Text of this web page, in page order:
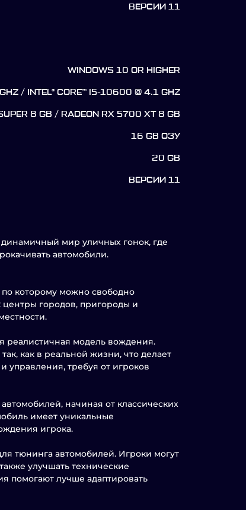
ВЕРСИИ 11
WINDOWS 10 OR HIGHER
/ INTEL® CORE™ I5-10600 @ 4.1 GHZ
8 GB / RADEON RX 5700 XT 8 GB
16 GB ОЗУ
20 GB
ВЕРСИИ 11
мир уличных гонок, где
автомобили.
которому можно свободно
центры городов, пригороды и
реалистичная модель вождения.
как в реальной жизни, что делает
требуя от игроков
начиная от классических
имеет уникальные
игрока.
тюнинга автомобилей. Игроки могут
улучшать технические
помогают лучше адаптировать